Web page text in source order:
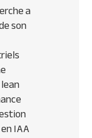
a
son
lean
IAA